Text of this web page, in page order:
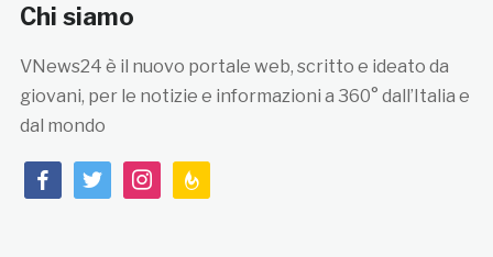
Chi siamo
VNews24 è il nuovo portale web, scritto e ideato da
giovani, per le notizie e informazioni a 360° dall’Italia e
dal mondo
facebooktwitterinstagramfeedburner